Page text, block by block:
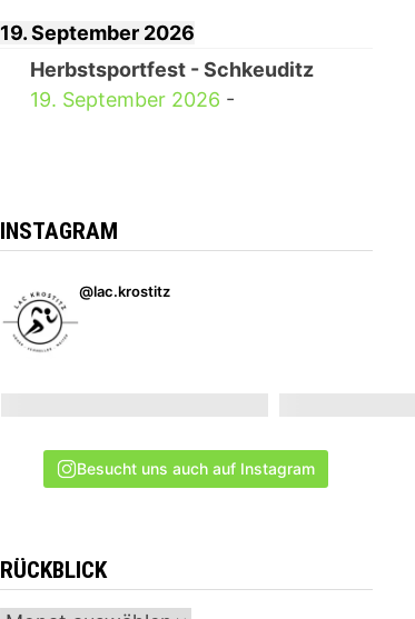
19. September 2026
Herbstsportfest - Schkeuditz
19. September 2026 -
INSTAGRAM
@lac.krostitz
Besucht uns auch auf Instagram
RÜCKBLICK